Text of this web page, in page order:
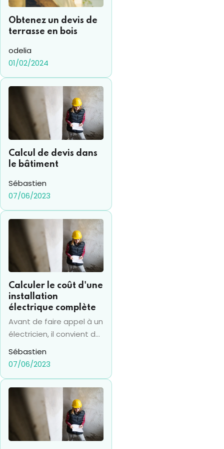
choix du bon contrat
d'énergie l'est tout
autant, face à la
disponibles sur le
marché. Comparer les
(d'électricité, de g az et
de fioul) en fonction de
sa situation est donc
devenu indispensable.
Obtenez un devis de
terrasse en bois
odelia
01/02/2024
Calcul de devis dans
le bâtiment
Sébastien
07/06/2023
Calculer le coût d'une
installation
électrique complète
Avant de faire appel à un
électricien, il convient de
calculer le coût d’une
installation électrique.
Sébastien
07/06/2023